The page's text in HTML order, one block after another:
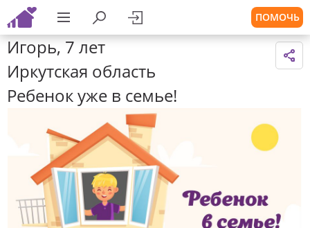
ПОМОЧЬ
Игорь, 7 лет
Иркутская область
Ребенок уже в семье!